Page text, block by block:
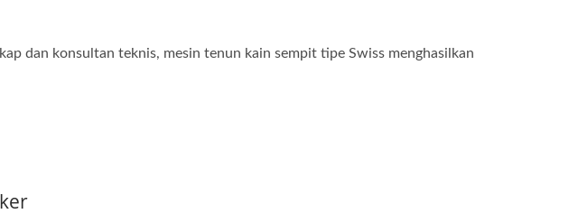
dan konsultan teknis, mesin tenun kain sempit tipe Swiss menghasilkan